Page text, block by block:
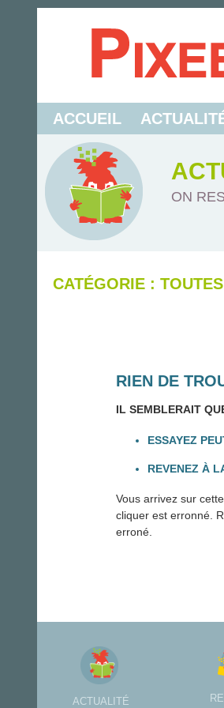
ACCUEIL
ON
CATÉGORIE :
RIEN DE
IL SEMBLERAIT
ESSAYEZ
REVENEZ À
Vous arrivez sur
cliquer est erronné.
erroné.
ACTUALITÉ